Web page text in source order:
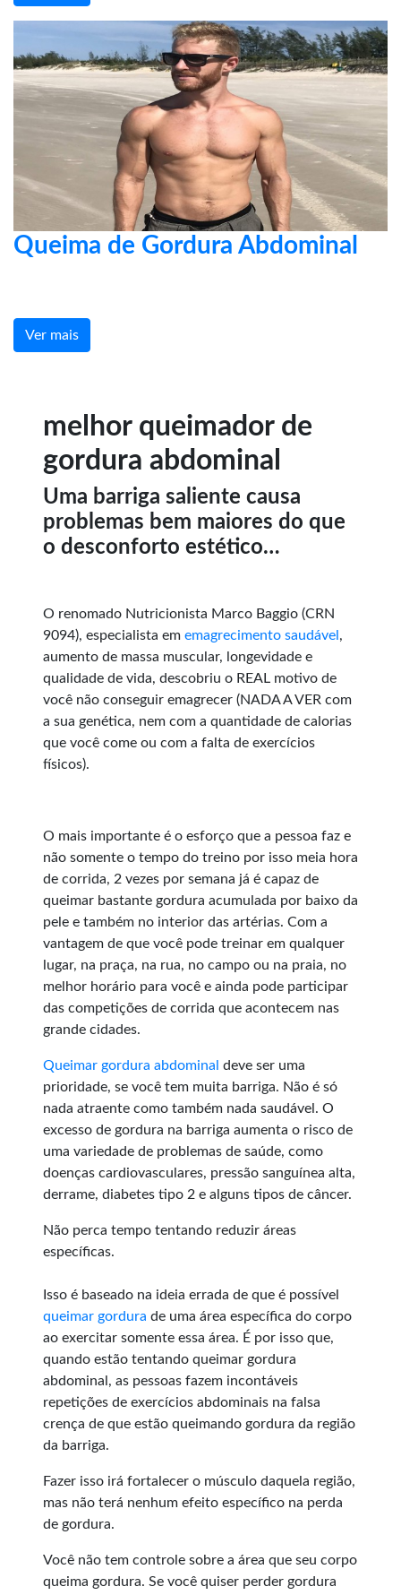
Queima de Gordura Abdominal
Ver mais
melhor queimador de
gordura abdominal
Uma barriga saliente causa
problemas bem maiores do que
o desconforto estético…
O renomado Nutricionista Marco Baggio (CRN
9094), especialista em emagrecimento saudável ,
aumento de massa muscular, longevidade e
qualidade de vida, descobriu o REAL motivo de
você não conseguir emagrecer (NADA A VER com
a sua genética, nem com a quantidade de calorias
que você come ou com a falta de exercícios
físicos).
O mais importante é o esforço que a pessoa faz e
não somente o tempo do treino por isso meia hora
de corrida, 2 vezes por semana já é capaz de
queimar bastante gordura acumulada por baixo da
pele e também no interior das artérias. Com a
vantagem de que você pode treinar em qualquer
lugar, na praça, na rua, no campo ou na praia, no
melhor horário para você e ainda pode participar
das competições de corrida que acontecem nas
grande cidades.
Queimar gordura abdominal deve ser uma
prioridade, se você tem muita barriga. Não é só
nada atraente como também nada saudável. O
excesso de gordura na barriga aumenta o risco de
uma variedade de problemas de saúde, como
doenças cardiovasculares, pressão sanguínea alta,
derrame, diabetes tipo 2 e alguns tipos de câncer.
Não perca tempo tentando reduzir áreas
específicas.
Isso é baseado na ideia errada de que é possível
queimar gordura de uma área específica do corpo
ao exercitar somente essa área. É por isso que,
quando estão tentando queimar gordura
abdominal, as pessoas fazem incontáveis
repetições de exercícios abdominais na falsa
crença de que estão queimando gordura da região
da barriga.
Fazer isso irá fortalecer o músculo daquela região,
mas não terá nenhum efeito específico na perda
de gordura.
Você não tem controle sobre a área que seu corpo
queima gordura. Se você quiser perder gordura